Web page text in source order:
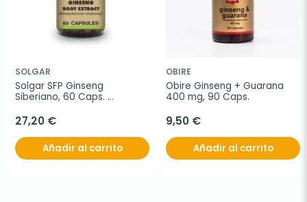
SOLGAR
Solgar SFP Ginseng
Siberiano, 60 Caps.
27,20 €
Añadir al carrito
OBIRE
Obire Ginseng + Guarana
400 mg, 90 Caps.
9,50 €
Añadir al carrito